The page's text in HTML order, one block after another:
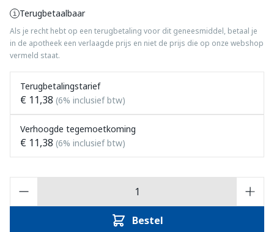
Terugbetaalbaar
Als je recht hebt op een terugbetaling voor dit geneesmiddel, betaal je
in de apotheek een verlaagde prijs en niet de prijs die op onze webshop
vermeld staat.
Terugbetalingstarief
€ 11,38 (6% inclusief btw)
Verhoogde tegemoetkoming
€ 11,38 (6% inclusief btw)
Bestel